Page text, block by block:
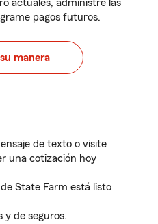
actuales, administre las
pagos futuros.
manera
de texto o visite
una cotización hoy
State Farm está listo
y de seguros.